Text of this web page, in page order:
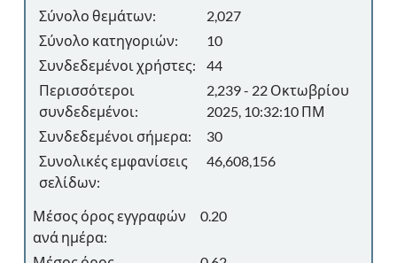
Σύνολο θεμάτων:
2,027
Σύνολο κατηγοριών:
10
Συνδεδεμένοι χρήστες:
44
Περισσότεροι
συνδεδεμένοι:
2,239 - 22 Οκτωβρίου
2025, 10:32:10 ΠΜ
Συνδεδεμένοι σήμερα:
30
Συνολικές εμφανίσεις
σελίδων:
46,608,156
Μέσος όρος εγγραφών
ανά ημέρα:
0.20